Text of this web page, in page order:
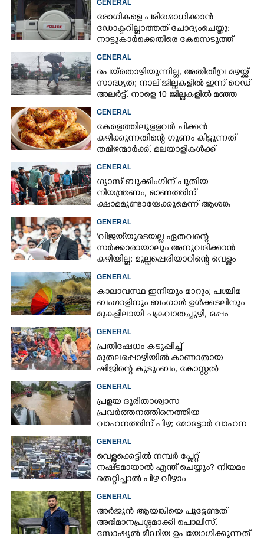
GENERAL
രോഗികളെ പരിശോധിക്കാൻ
ഡോക്ടറില്ലാത്തത് ചോദ്യംചെയ്തു:
നാട്ടുകാർക്കെതിരെ കേസെടുത്ത്
GENERAL
പെയ്തൊഴിയുന്നില്ല, അതിതീവ്ര മഴയ്ക്ക്
സാദ്ധ്യത;​ നാല് ജില്ലകളിൽ ഇന്ന് റെഡ്
അലർട്ട്,​ നാളെ 10 ജില്ലകളിൽ മഞ്ഞ
GENERAL
കേരളത്തിലുളളവർ ചിക്കൻ
കഴിക്കുന്നതിന്റെ ഗുണം കിട്ടുന്നത്
തമിഴന്മാർക്ക്, മലയാളികൾക്ക്
GENERAL
ഗ്യാസ് ബുക്കിംഗിന് പുതിയ
നിയന്ത്രണം, ഓണത്തിന്
ക്ഷാമമുണ്ടായേക്കുമെന്ന് ആശങ്ക
GENERAL
'വിജയ്‌യുടെയല്ല ഏതവന്റെ
സർക്കാരായാലും അനുവദിക്കാൻ
കഴിയില്ല; മുല്ലപ്പെരിയാറിന്റെ വെള്ളം
GENERAL
കാലാവസ്ഥ ഇനിയും മാറും; പശ്ചിമ
ബംഗാളിനും ബംഗാൾ ഉൾക്കടലിനും
മുകളിലായി ചക്രവാതച്ചുഴി, ഒപ്പം
GENERAL
പ്രതിഷേധം കടുപ്പിച്ച്
മുതലപ്പൊഴിയിൽ കാണാതായ
ഷിജിന്റെ കുടുംബം, കോസ്റ്റൽ
കുത്തിയിരിക്കുന്നു
GENERAL
പ്രളയ ദുരിതാശ്വാസ
പ്രവർത്തനത്തിനെത്തിയ
വാഹനത്തിന് പിഴ; മോട്ടോർ വാഹന
GENERAL
വെള്ളക്കെട്ടിൽ നമ്പർ പ്ലേറ്റ്
നഷ്‌ടമായാൽ എന്ത് ചെയ്യും? നിയമം
തെറ്റിച്ചാൽ പിഴ വീഴാം
GENERAL
അർജുൻ ആയങ്കിയെ പൂട്ടേണ്ടത്
അഭിമാനപ്രശ്നമാക്കി പൊലീസ്,
സാേഷ്യൽ മീഡിയ ഉപയോഗിക്കുന്നത്